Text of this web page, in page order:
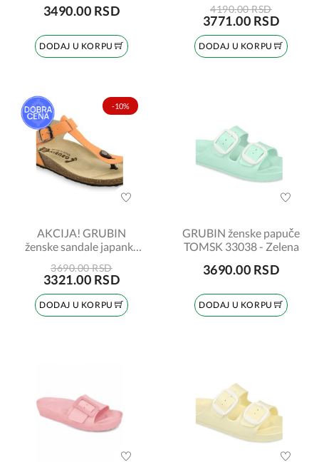
3490.00 RSD
DODAJ U KORPU
4190.00 RSD
3771.00 RSD
DODAJ U KORPU
-10%
AKCIJA! GRUBIN
ženske sandale japanke
kajsija br:37
3690.00 RSD
3321.00 RSD
DODAJ U KORPU
GRUBIN ženske papuče
TOMSK 33038 - Zelena
3690.00 RSD
DODAJ U KORPU